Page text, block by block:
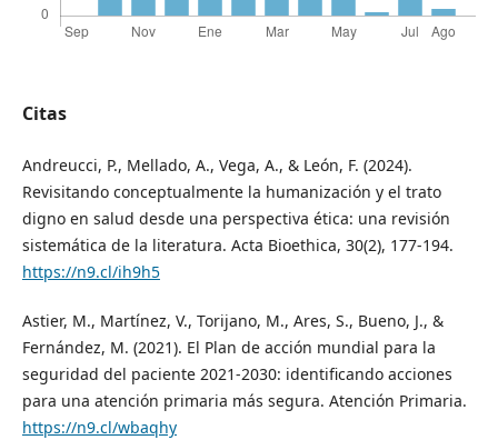
Citas
Andreucci, P., Mellado, A., Vega, A., & León, F. (2024).
Revisitando conceptualmente la humanización y el trato
digno en salud desde una perspectiva ética: una revisión
sistemática de la literatura. Acta Bioethica, 30(2), 177-194.
https://n9.cl/ih9h5
Astier, M., Martínez, V., Torijano, M., Ares, S., Bueno, J., &
Fernández, M. (2021). El Plan de acción mundial para la
seguridad del paciente 2021-2030: identificando acciones
para una atención primaria más segura. Atención Primaria.
https://n9.cl/wbaqhy